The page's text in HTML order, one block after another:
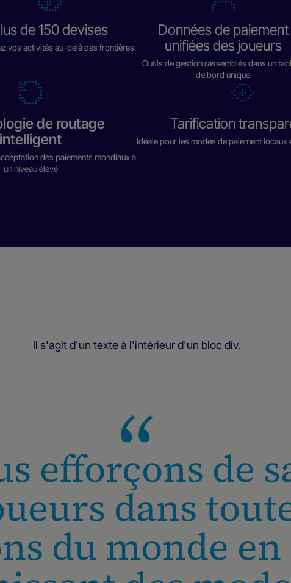
de 150 devises
vos activités au-delà des frontières
Données de paiement
unifiées des joueurs
Outils de gestion rassemblés dans un
de bord unique
de routage
intelligent
des paiements mondiaux à
un niveau élevé
Tarification
Idéale pour les modes de paiement locaux
Il s'agit d'un texte à l'intérieur d'un bloc div.
efforçons de
dans
du monde